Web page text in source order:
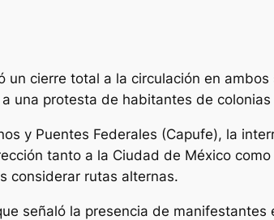
un cierre total a la circulación en
una protesta de habitantes de
y Puentes Federales (Capufe), la
tanto a la Ciudad de México
considerar rutas alternas.
señaló la presencia de